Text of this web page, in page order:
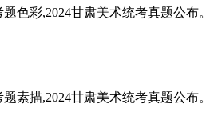
色彩,2024甘肃美术统考真题公布。
素描,2024甘肃美术统考真题公布。